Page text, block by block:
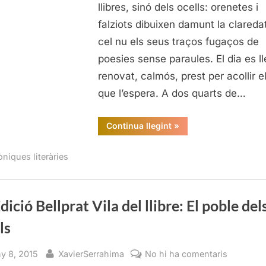
Vila
El
poble
dels
ocells
llibres, sinó dels ocells: orenetes i
falziots dibuixen damunt la
cel nu els seus traços fugaços de
poesies sense paraules. El dia es
renovat, calmós, prest per acollir
que l’espera. A dos quarts de…
Continua llegint“8a
Edició
poble
ocells”
»
literàries
Bellprat Vila del llibre: El poble
8, 2015 By
XavierSerrahima No hi ha comentaris